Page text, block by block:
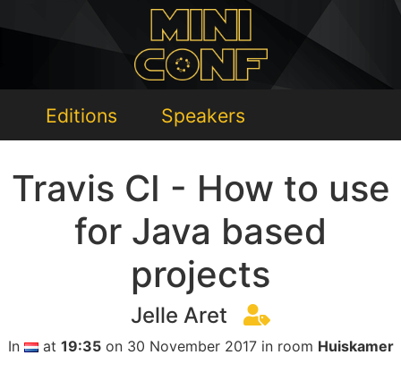
Editions Speakers
Travis CI - How to use
for Java based
projects
Jelle Aret
In at 19:35on 30 November 2017 in room Huiskamer